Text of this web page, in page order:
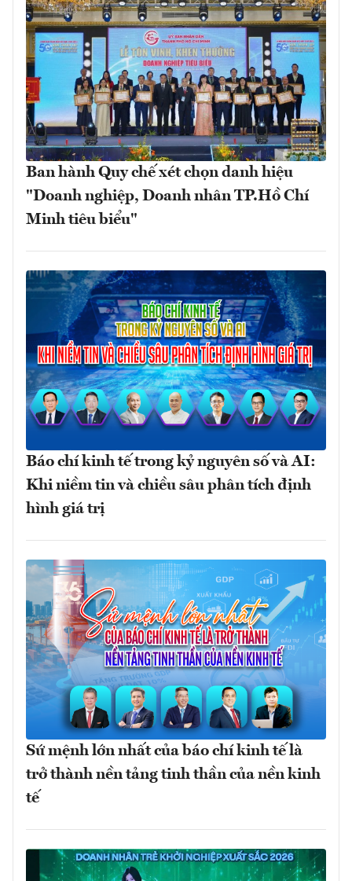
Ban hành Quy chế xét chọn danh hiệu
"Doanh nghiệp, Doanh nhân TP.Hồ Chí
Minh tiêu biểu"
Báo chí kinh tế trong kỷ nguyên số và AI:
Khi niềm tin và chiều sâu phân tích định
hình giá trị
Sứ mệnh lớn nhất của báo chí kinh tế là
trở thành nền tảng tinh thần của nền kinh
tế